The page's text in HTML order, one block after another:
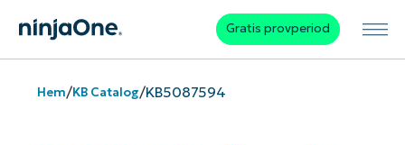
Gratis provperiod
Hem/KB Catalog/KB5087594